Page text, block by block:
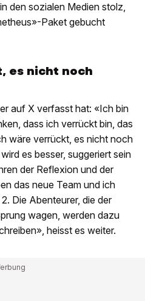
den sozialen Medien stolz,
Paket gebucht
es nicht noch
auf X verfasst hat: «Ich bin
dass ich verrückt bin, das
wäre verrückt, es nicht noch
es besser, suggeriert sein
der Reflexion und der
das neue Team und ich
Die Abenteurer, die der
wagen, werden dazu
heisst es weiter.